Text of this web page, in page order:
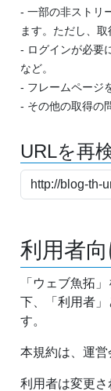
- 一部の非ストリ
ます。ただし、
- ログインが必要
など。
- フレームページ
- その他の取得の
URLを再
利用者
「ウェブ魚拓
下、「利用者
す。
本規約は、運営
利用者は変更さ